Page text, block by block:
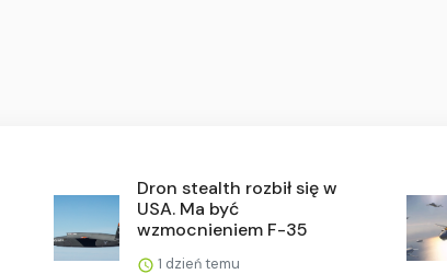
Dron stealth rozbił się w
USA. Ma być
wzmocnieniem F-35
1 dzień temu